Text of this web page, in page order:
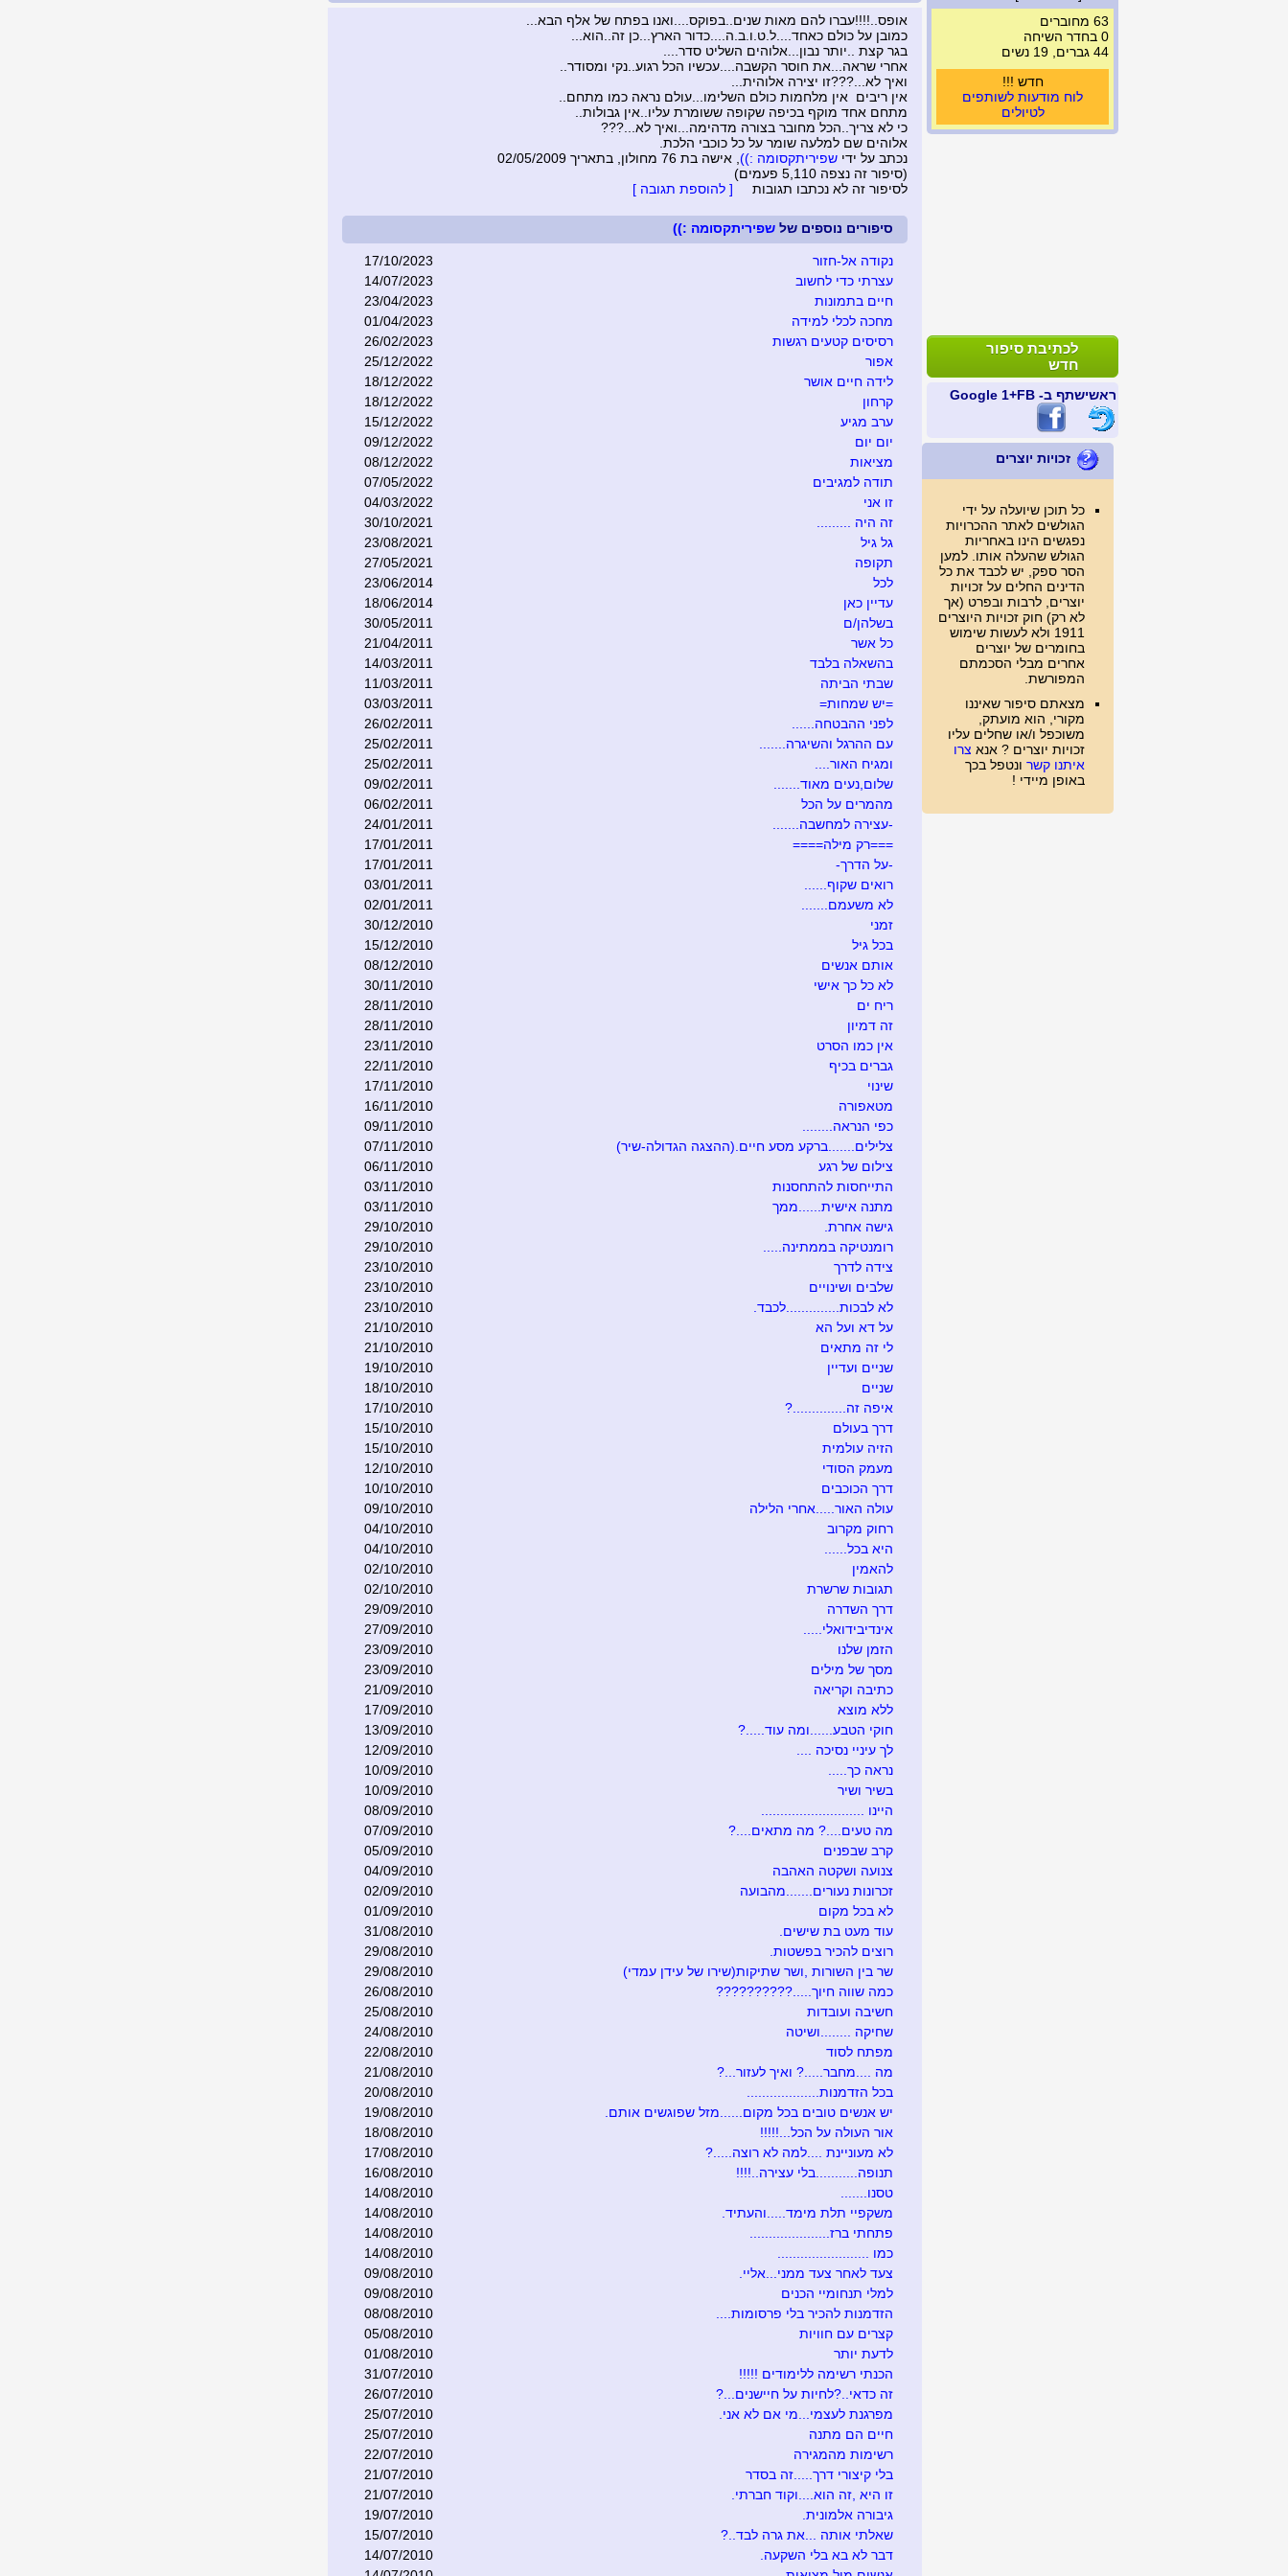
63 מחוברים
0 בחדר השיחה
44 גברים, 19 נשים
חדש !!!
לוח מודעות לשותפים
לטיולים
לכתיבת סיפור
חדש
ראשישתף ב- FB +1 Google
זכויות יוצרים
כל תוכן שיועלה על ידי
הגולשים לאתר ההכרויות
נפגשים הינו באחריות
הגולש שהעלה אותו. למען
הסר ספק, יש לכבד את כל
הדינים החלים על זכויות
יוצרים, לרבות ובפרט (אך
לא רק) חוק זכויות היוצרים
1911 ולא לעשות שימוש
בחומרים של יוצרים
אחרים מבלי הסכמתם
המפורשת.
מצאתם סיפור שאיננו
מקורי, הוא מועתק,
משוכפל ו/או שחלים עליו
זכויות יוצרים ? אנא צרו
איתנו קשר ונטפל בכך
באופן מיידי !
אופס..!!!!עברו להם מאות שנים..בפוקס....ואנו בפתח של אלף הבא...
כמובן על כולם כאחד....ל.ט.ו.ב.ה....כדור הארץ...כן זה..הוא...
בגר קצת ..יותר נבון...אלוהים השליט סדר....
אחרי שראה...את חוסר הקשבה....עכשיו הכל רגוע..נקי ומסודר..
ואיך לא...???זו יצירה אלוהית...
אין ריבים אין מלחמות כולם השלימו...עולם נראה כמו מתחם..
מתחם אחד מוקף בכיפה שקופה ששומרת עליו..אין גבולות..
כי לא צריך..הכל מחובר בצורה מדהימה...ואיך לא...???
אלוהים שם למלעה שומר על כל כוכבי הלכת.
נכתב על ידי שפיריתקסומה :)) , אישה בת 76 מחולון, בתאריך 02/05/2009
(סיפור זה נצפה 5,110 פעמים)
לסיפור זה לא נכתבו תגובות [ להוספת תגובה ]
סיפורים נוספים של שפיריתקסומה :))
נקודה אל-חזור
17/10/2023
עצרתי כדי לחשוב
14/07/2023
חיים בתמונות
23/04/2023
מחכה לכלי למידה
01/04/2023
רסיסים קטעים רגשות
26/02/2023
אפור
25/12/2022
לידה חיים אושר
18/12/2022
קרחון
18/12/2022
ערב מגיע
15/12/2022
יום יום
09/12/2022
מציאות
08/12/2022
תודה למגיבים
07/05/2022
זו אני
04/03/2022
זה היה .........
30/10/2021
גל גיל
23/08/2021
תקופה
27/05/2021
לכל
23/06/2014
עדיין כאן
18/06/2014
בשלהן/ם
30/05/2011
כל אשר
21/04/2011
בהשאלה בלבד
14/03/2011
שבתי הביתה
11/03/2011
=יש שמחות=
03/03/2011
לפני ההבטחה......
26/02/2011
עם ההרגל והשיגרה.......
25/02/2011
ומגיח האור....
25/02/2011
שלום,נעים מאוד.......
09/02/2011
מהמרים על הכל
06/02/2011
-עצירה למחשבה.......
24/01/2011
===רק מילה====
17/01/2011
-על הדרך-
17/01/2011
רואים שקוף......
03/01/2011
לא משעמם.......
02/01/2011
זמני
30/12/2010
בכל גיל
15/12/2010
אותם אנשים
08/12/2010
לא כל כך אישי
30/11/2010
ריח ים
28/11/2010
זה דמיון
28/11/2010
אין כמו הסרט
23/11/2010
גברים בכיף
22/11/2010
שינוי
17/11/2010
מטאפורה
16/11/2010
כפי הנראה........
09/11/2010
צלילים.......ברקע מסע חיים.(ההצגה הגדולה-שיר)
07/11/2010
צילום של רגע
06/11/2010
התייחסות להתחסנות
03/11/2010
מתנה אישית......ממך
03/11/2010
גישה אחרת.
29/10/2010
רומנטיקה בממתינה.....
29/10/2010
צידה לדרך
23/10/2010
שלבים ושינויים
23/10/2010
לא לבכות..............לכבד.
23/10/2010
על דא ועל הא
21/10/2010
לי זה מתאים
21/10/2010
שניים ועדיין
19/10/2010
שניים
18/10/2010
איפה זה..............?
17/10/2010
דרך בעולם
15/10/2010
הזיה עולמית
15/10/2010
מעמק הסודי
12/10/2010
דרך הכוכבים
10/10/2010
עולה האור.....אחרי הלילה
09/10/2010
רחוק מקרוב
04/10/2010
היא בכל......
04/10/2010
להאמין
02/10/2010
תגובות שרשרת
02/10/2010
דרך השדרה
29/09/2010
אינדיבידואלי.....
27/09/2010
הזמן שלנו
23/09/2010
מסך של מילים
23/09/2010
כתיבה וקריאה
21/09/2010
ללא מוצא
17/09/2010
חוקי הטבע......ומה עוד.....?
13/09/2010
לך עיניי נסיכה ....
12/09/2010
נראה כך.....
10/09/2010
בשיר ושיר
10/09/2010
היינו ...........................
08/09/2010
מה טעים....? מה מתאים....?
07/09/2010
קרב שבפנים
05/09/2010
צנועה ושקטה האהבה
04/09/2010
זכרונות נעורים.......מהבועה
02/09/2010
לא בכל מקום
01/09/2010
עוד מעט בת שישים.
31/08/2010
רוצים להכיר בפשטות.
29/08/2010
שר בין השורות ,ושר שתיקות(שירו של עידן עמדי)
29/08/2010
כמה שווה חיוך.....??????????
26/08/2010
חשיבה ועובדות
25/08/2010
שחיקה ........ושיטה
24/08/2010
מפתח לסוד
22/08/2010
מה ....מחבר.....? ואיך לעזור...?
21/08/2010
בכל הזדמנות...................
20/08/2010
יש אנשים טובים בכל מקום......מזל שפוגשים אותם.
19/08/2010
אור העולה על הכל...!!!!!
18/08/2010
לא מעוניינת ....למה לא רוצה.....?
17/08/2010
תנופה...........בלי עצירה..!!!!
16/08/2010
טסנו.......
14/08/2010
משקפיי תלת מימד.....והעתיד.
14/08/2010
פתחתי ברז.....................
14/08/2010
כמו ........................
14/08/2010
צעד לאחר צעד ממני...אליי.
09/08/2010
למלי תנחומיי הכנים
09/08/2010
הזדמנות להכיר בלי פרסומות....
08/08/2010
קצרים עם חוויות
05/08/2010
לדעת יותר
01/08/2010
הכנתי רשימה ללימודים !!!!!
31/07/2010
זה כדאי..?לחיות על חיישנים...?
26/07/2010
מפרגנת לעצמי...מי אם לא אני.
25/07/2010
חיים הם מתנה
25/07/2010
רשימות מהמגירה
22/07/2010
בלי קיצורי דרך.....זה בסדר
21/07/2010
זו היא ,זה הוא....וקוד חברתי.
21/07/2010
גיבורה אלמונית.
19/07/2010
שאלתי אותה ...את גרה לבד..?
15/07/2010
דבר לא בא בלי השקעה.
14/07/2010